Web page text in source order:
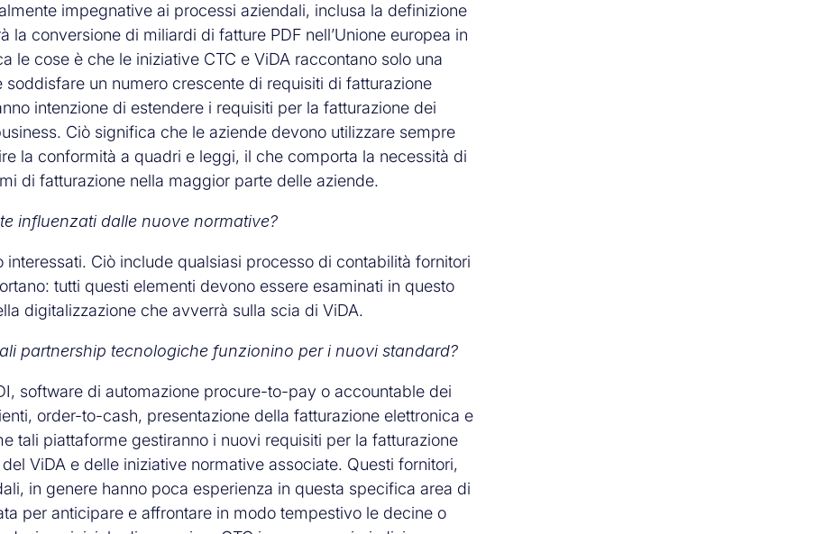
impegnative ai processi aziendali, inclusa la definizione
conversione di miliardi di fatture PDF nell’Unione europea in
cose è che le iniziative CTC e ViDA raccontano solo una
un numero crescente di requisiti di fatturazione
intenzione di estendere i requisiti per la fatturazione dei
Ciò significa che le aziende devono utilizzare sempre
la conformità a quadri e leggi, il che comporta la necessità di
di fatturazione nella maggior parte delle aziende.
influenzati dalle nuove normative?
Ciò include qualsiasi processo di contabilità fornitori
tutti questi elementi devono essere esaminati in questo
digitalizzazione che avverrà sulla scia di ViDA.
partnership tecnologiche funzionino per i nuovi standard?
software di automazione procure-to-pay o accountable dei
order-to-cash, presentazione della fatturazione elettronica e
tali piattaforme gestiranno i nuovi requisiti per la fatturazione
ViDA e delle iniziative normative associate. Questi fornitori,
in genere hanno poca esperienza in questa specifica area di
per anticipare e affrontare in modo tempestivo le decine o